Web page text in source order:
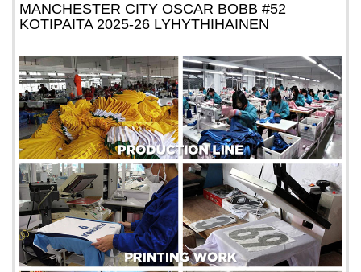
MANCHESTER CITY OSCAR BOBB #52
KOTIPAITA 2025-26 LYHYTHIHAINEN